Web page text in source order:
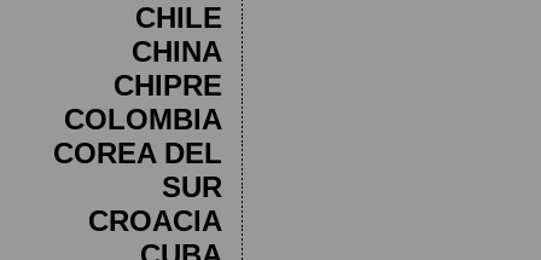
CHILE
CHINA
CHIPRE
COLOMBIA
COREA DEL
SUR
CROACIA